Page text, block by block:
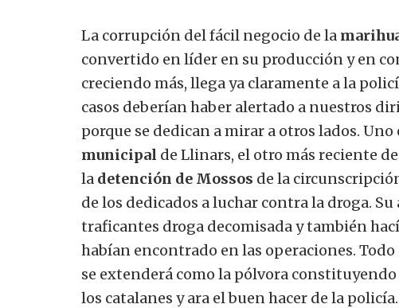
La corrupción del fácil negocio de la
convertido en líder en su producción y en
creciendo más, llega ya claramente a la
casos deberían haber alertado a nuestros
porque se dedican a mirar a otros lados.
municipal de Llinars, el otro más reciente
la detención de Mossos de la
de los dedicados a luchar contra la droga.
traficantes droga decomisada y también
habían encontrado en las operaciones. Todo
se extenderá como la pólvora
los catalanes y ara el buen hacer de la policía.